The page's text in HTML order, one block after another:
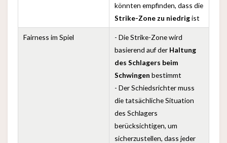
könnten empfinden, dass die
Strike-Zone zu niedrigist
Fairness im Spiel
- Die Strike-Zone wird
basierend auf der Haltung
des Schlagers beim
Schwingen bestimmt
- Der Schiedsrichter muss
die tatsächliche Situation
des Schlagers
berücksichtigen, um
sicherzustellen, dass jeder